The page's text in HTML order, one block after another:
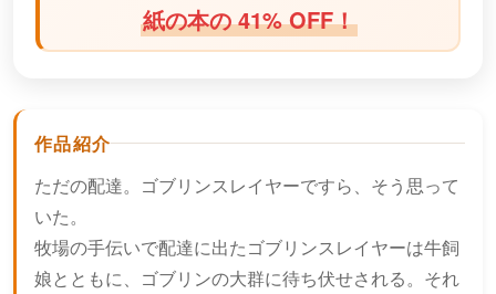
紙の本の 41% OFF！
作品紹介
ただの配達。ゴブリンスレイヤーですら、そう思って
いた。
牧場の手伝いで配達に出たゴブリンスレイヤーは牛飼
娘とともに、ゴブリンの大群に待ち伏せされる。それ